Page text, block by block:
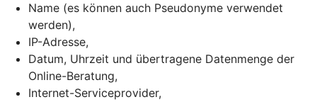
Name (es können auch Pseudonyme verwendet
werden),
IP-Adresse,
Datum, Uhrzeit und übertragene Datenmenge der
Online-Beratung,
Internet-Serviceprovider,